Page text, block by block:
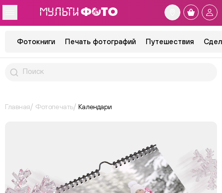
Фотокниги Печать фотографий Путешествия
Главная Фотопечать Календари